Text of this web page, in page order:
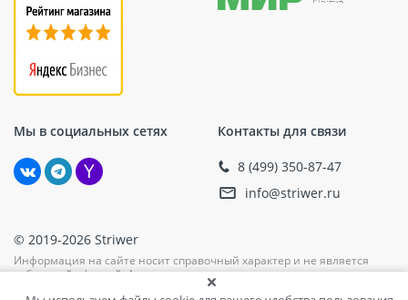
Мы в социальных сетях Контакты для связи
8 (499) 350-87-47
info@striwer.ru
© 2019-2026 Striwer
Информация на сайте носит справочный характер и не является
публичной офертой. Актуальные цены, наличие, единицу измерения
и комплектацию уточняйте при подтверждении заказа у менеджера.